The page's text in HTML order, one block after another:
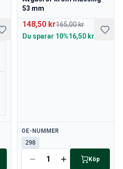
53 mm
148,50 kr165,00 kr
Du sparar 10%16,50 kr
Tillgänglig
OE-NUMMER
298
Köp